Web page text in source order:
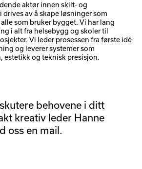
aktør innen skilt- og
av å skape løsninger som
som bruker bygget. Vi har lang
i alt fra helsebygg og skoler til
Vi leder prosessen fra første idé
og leverer systemer som
estetikk og teknisk presisjon.
behovene i ditt
kreativ leder Hanne
oss en mail.